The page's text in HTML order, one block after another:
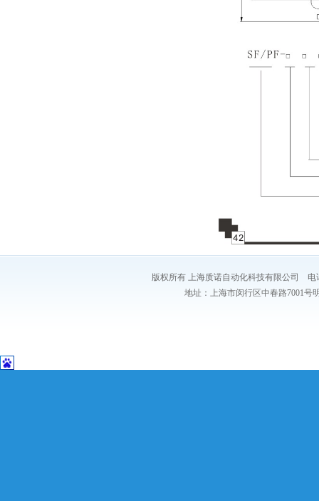
版权所有 上海质诺自动化科技有限公司 电
地址：上海市闵行区中春路7001